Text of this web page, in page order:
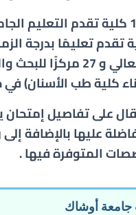
تقدم التعليم العالي و
كلية طب الأسنان)
على تفاصيل
عليها بالإضافة
المتوفرة فيها .
أوشاك